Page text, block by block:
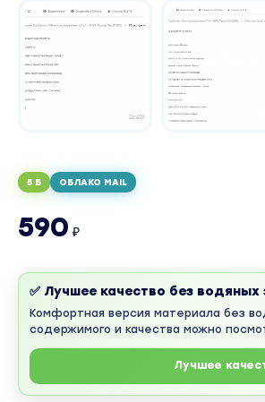
5 Б ОБЛАКО MAIL
590 ₽
✅ Лучшее качество без водяных
Комфортная версия материала без
содержимого и качества можно
Лучшее